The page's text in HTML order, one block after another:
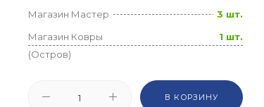
Магазин Мастер
3 шт.
Магазин Ковры
(Остров)
1 шт.
В КОРЗИНУ